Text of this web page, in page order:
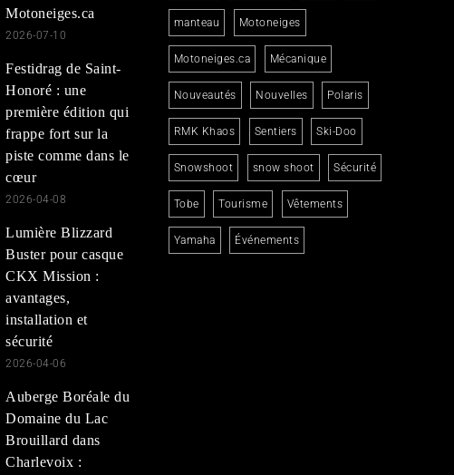
Motoneiges.ca
2026-07-10
Festidrag de Saint-
Honoré : une
première édition qui
frappe fort sur la
piste comme dans le
cœur
2026-04-08
Lumière Blizzard
Buster pour casque
CKX Mission :
avantages,
installation et
sécurité
2026-04-06
Auberge Boréale du
Domaine du Lac
Brouillard dans
Charlevoix :
manteau Motoneiges
Motoneiges.ca Mécanique
Nouveautés Nouvelles Polaris
RMK Khaos Sentiers Ski-Doo
Snowshoot snow shoot Sécurité
Tobe Tourisme Vêtements
Yamaha Événements